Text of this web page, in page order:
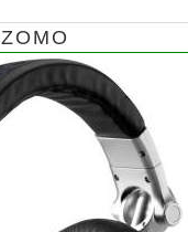
ZOMO